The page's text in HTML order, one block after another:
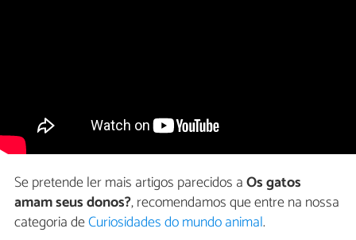
Se pretende ler mais artigos parecidos aOs gatos
amam seus donos?, recomendamos que entre na nossa
categoria deCuriosidades do mundo animal.